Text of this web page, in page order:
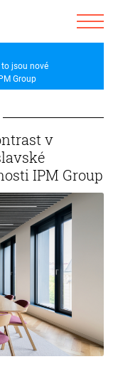
jsou nové
Group
v
IPM Group